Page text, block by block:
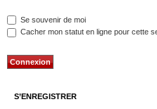
Se souvenir de moi
Cacher mon statut en ligne pour cette
S’ENREGISTRER